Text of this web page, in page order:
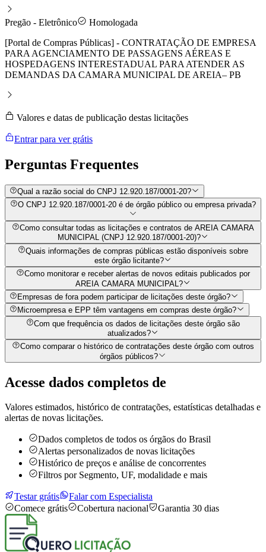
Pregão - Eletrônico
Homologada
[Portal de Compras Públicas] - CONTRATAÇÃO DE EMPRESA
PARA AGENCIAMENTO DE PASSAGENS AÉREAS E
HOSPEDAGENS INTERESTADUAL PARA ATENDER AS
DEMANDAS DA CAMARA MUNICIPAL DE AREIA– PB
Valores e datas de publicação destas licitações
Entrar para ver grátis
Perguntas Frequentes
Qual a razão social do CNPJ 12.920.187/0001-20?
O CNPJ 12.920.187/0001-20 é de órgão público ou empresa privada?
Como consultar todas as licitações e contratos de AREIA CAMARA
MUNICIPAL (CNPJ 12.920.187/0001-20)?
Quais informações de compras públicas estão disponíveis sobre
este órgão licitante?
Como monitorar e receber alertas de novos editais publicados por
AREIA CAMARA MUNICIPAL?
Empresas de fora podem participar de licitações deste órgão?
Microempresa e EPP têm vantagens em compras deste órgão?
Com que frequência os dados de licitações deste órgão são
atualizados?
Como comparar o histórico de contratações deste órgão com outros
órgãos públicos?
Acesse dados completos de
Valores estimados, histórico de contratações, estatísticas detalhadas e
alertas de novas licitações.
Dados completos de todos os órgãos do Brasil
Alertas personalizados de novas licitações
Histórico de preços e análise de concorrentes
Filtros por Segmento, UF, modalidade e mais
Testar grátis
Falar com Especialista
Comece grátis
Cobertura nacional Garantia 30 dias